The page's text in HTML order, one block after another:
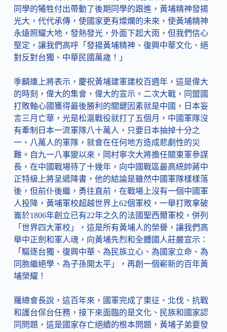
同學的犧牲付出帶動了後期同學的跟進，黃埔精神發揚
光大，代代承傳，使國家更有燦爛的未來，使黃埔精神
永遠照耀大地，發熱發光，外面下起大雨，但我們信心
堅定，讓我們高呼「發揚黃埔精神、復興中華文化、絕
對反對台獨、中華民國萬歲！」
季麟連上將表示，慶祝黃埔建軍建校百週年，這是偉大
的時刻，偉大的集會，偉大的宣示。二次大戰，同盟國
打敗軸心國獲得最後勝利的關鍵因素就是中國，日本妄
言三月亡華，光是松滬戰役就打了五個月，中國軍隊沒
有牽制日本一流軍隊八十萬人，只要日本抽掉十分之
一、八萬人的軍隊，就會在任何地方造成悲劇性的災
難。自九一八事變以來，岡村寧次大將擔任關東軍參謀
長，在中國戰場待了十幾年，向中國戰區最高統帥蔣中
正特級上將呈遞降書，他的結論是雖然中國軍隊樣樣落
後，但前仆後繼，勇往直前，在戰場上沒有一個中國軍
人投降，黃埔軍校超越世界上62個軍校，一舉打敗拿破
崙於1806年創立已有22年之久的法國聖西爾軍校，併列
「世界四大軍校」，這是所有黃埔人的榮譽，讓我們高
舉中正劍和軍人魂，向黃埔先烈和全體國人莊嚴宣示：
「驅逐台獨、復興中華、為民族立心、為國家立命、為
同胞繼絕學、為子孫開太平」，再創一個嶄新的百年黃
埔榮耀！
羅總會長說，這百年來，國軍完成了東征、北伐、抗戰
和護台保台任務，接下來面臨的是文化、民族和國家認
同問題，這是國家存亡絕續的根本問題，黃埔子弟要發